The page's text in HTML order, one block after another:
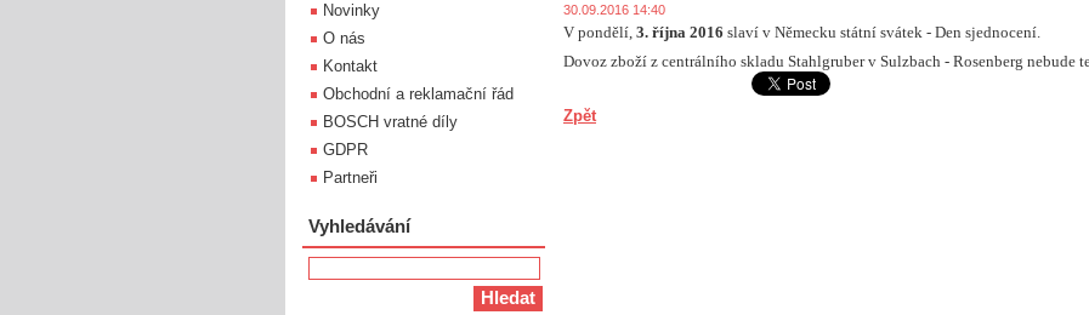
30.09.2016 14:40
V pondělí, 3. října 2016 slaví v Německu státní svátek - Den sjednocení.
Dovoz zboží z centrálního skladu Stahlgruberv Sulzbach - Rosenberg nebude
Zpět
Novinky
O nás
Kontakt
Obchodní a reklamační řád
BOSCH vratné díly
GDPR
Partneři
Vyhledávání